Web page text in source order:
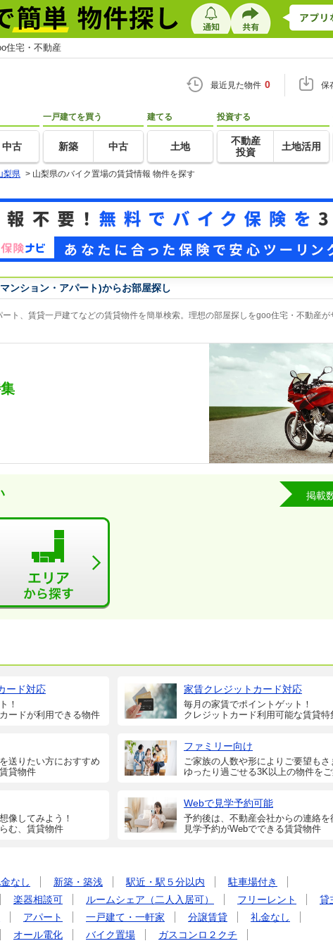
住宅・不動産
最近見た物件 0 保
中古
一戸建てを買う
新築 中古
建てる
土地
投資する
不動産
投資
土地活用
梨県 > 山梨県のバイク置場の賃貸情報 物件を探す
ンション・アパート)からお部屋探し
ト、賃貸一戸建てなどの賃貸物件を簡単検索。理想の部屋探しをgoo住宅・不動産が
掲載
ード対応
！
ードが利用できる物件
家賃クレジットカード対応
毎月の家賃でポイントゲット！
クレジットカード利用可能な賃貸特
送りたい方におすすめ
貸物件
ファミリー向け
ご家族の人数や形によりご要望もさ
ゆったり過ごせる3K以上の物件をご
像してみよう！
む、賃貸物件
Webで見学予約可能
予約後は、不動産会社からの連絡を
見学予約がWebでできる賃貸物件
なし 新築・築浅 駅近・駅５分以内
駐車場付き
楽器相談可 ルームシェア（二人入居可） フリーレント
貸
アパート 一戸建て・一軒家 分譲賃貸
礼金なし
オール電化 バイク置場
ガスコンロ２クチ